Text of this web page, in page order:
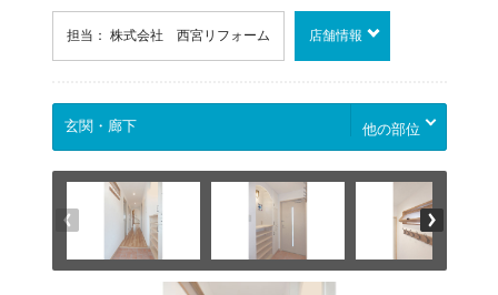
担当： 株式会社 西宮リフォーム 店舗情報
他の部位